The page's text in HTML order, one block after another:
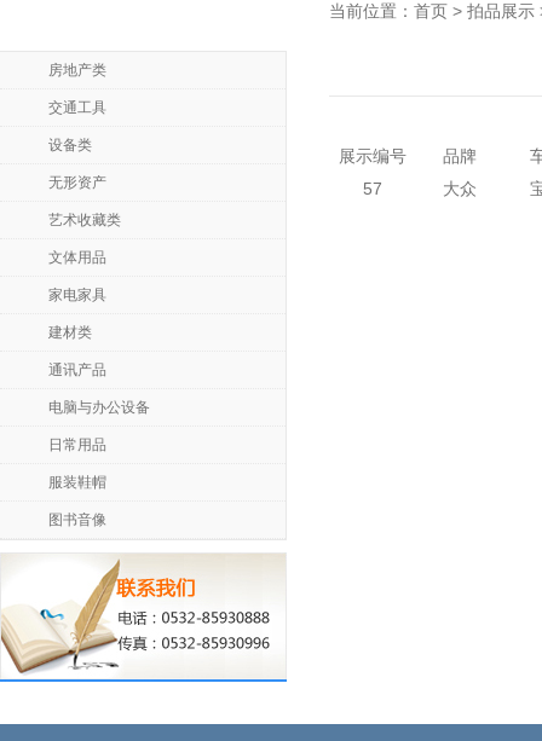
房地产类
交通工具
设备类
无形资产
艺术收藏类
文体用品
家电家具
建材类
通讯产品
电脑与办公设备
日常用品
服装鞋帽
图书音像
当前位置：首页 > 拍品展示
展示编号 品牌
57
大众